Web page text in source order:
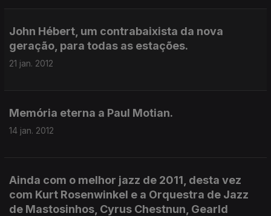
John Hébert, um contrabaixista da nova
geração, para todas as estações.
21 jan. 2012
Memória eterna a Paul Motian.
14 jan. 2012
Ainda com o melhor jazz de 2011, desta vez
com Kurt Rosenwinkel e a Orquestra de Jazz
de Mastosinhos, Cyrus Chestnun, Gearld